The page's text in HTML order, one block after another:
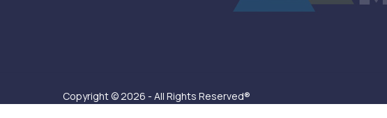
Copyright © 2026 - All Rights Reserved®